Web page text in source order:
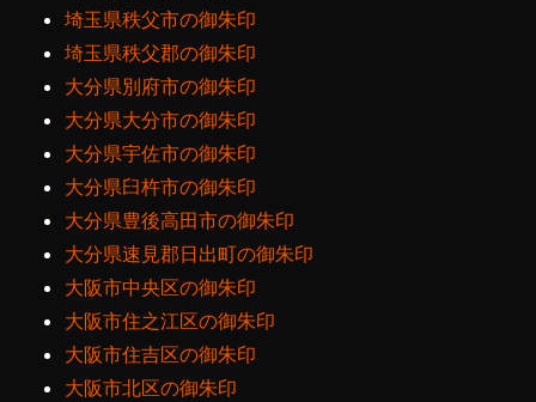
埼玉県秩父市の御朱印
埼玉県秩父郡の御朱印
大分県別府市の御朱印
大分県大分市の御朱印
大分県宇佐市の御朱印
大分県臼杵市の御朱印
大分県豊後高田市の御朱印
大分県速見郡日出町の御朱印
大阪市中央区の御朱印
大阪市住之江区の御朱印
大阪市住吉区の御朱印
大阪市北区の御朱印